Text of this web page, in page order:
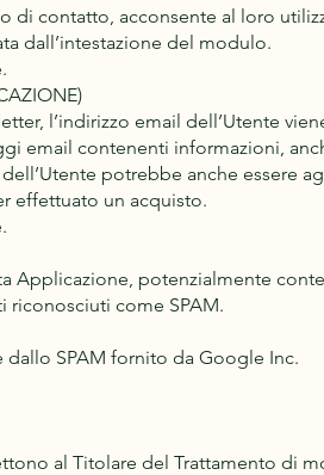
di contatto, acconsente al loro
dall’intestazione del modulo.
l’indirizzo email dell’Utente
email contenenti informazioni,
potrebbe anche essere
effettuato un acquisto.
Applicazione, potenzialmente
riconosciuti come SPAM.
SPAM fornito da Google Inc.
al Titolare del Trattamento di